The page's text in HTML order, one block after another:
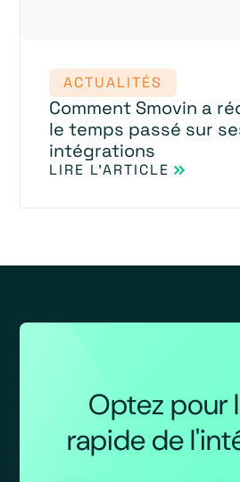
ACTUALITÉS
Comment Smovin a
le temps passé sur
intégrations
LIRE L'ARTICLE
Optez pour
rapide de